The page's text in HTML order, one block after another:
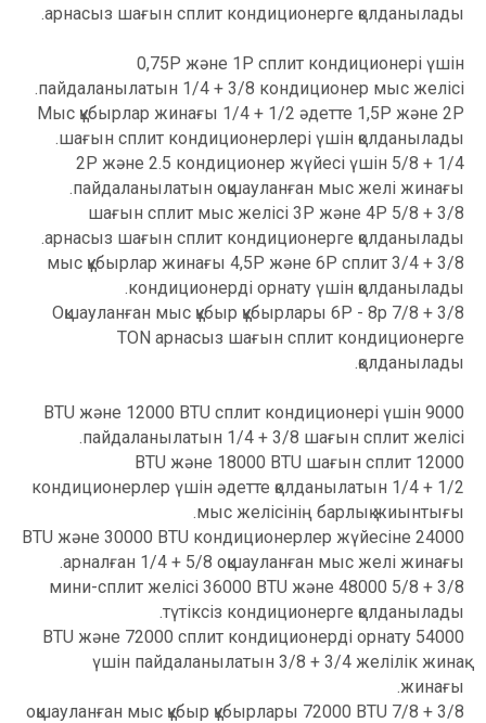
арнасыз шағын сплит кондиционерге қолданылады.
0,75P және 1P сплит кондиционері үшін
пайдаланылатын 1/4 + 3/8 кондиционер мыс желісі.
Мыс құбырлар жинағы 1/4 + 1/2 әдетте 1,5P және 2P
шағын сплит кондиционерлері үшін қолданылады.
1/4 + 5/8 2P және 2.5 кондиционер жүйесі үшін
пайдаланылатын оқшауланған мыс желі жинағы.
3/8 + 5/8 шағын сплит мыс желісі 3P және 4P
арнасыз шағын сплит кондиционерге қолданылады.
3/8 + 3/4 мыс құбырлар жинағы 4,5P және 6P сплит
кондиционерді орнату үшін қолданылады.
3/8 + 7/8 Оқшауланған мыс құбыр құбырлары 6P - 8p
TON арнасыз шағын сплит кондиционерге
қолданылады.
9000 BTU және 12000 BTU сплит кондиционері үшін
пайдаланылатын 1/4 + 3/8 шағын сплит желісі.
12000 BTU және 18000 BTU шағын сплит
кондиционерлер үшін әдетте қолданылатын 1/4 + 1/2
мыс желісінің барлық жиынтығы.
24000 BTU және 30000 BTU кондиционерлер жүйесіне
арналған 1/4 + 5/8 оқшауланған мыс желі жинағы.
3/8 + 5/8 мини-сплит желісі 36000 BTU және 48000
түтіксіз кондиционерге қолданылады.
54000 BTU және 72000 сплит кондиционерді орнату
үшін пайдаланылатын 3/8 + 3/4 желілік жинақ
жинағы.
3/8 + 7/8 оқшауланған мыс құбыр құбырлары 72000 BTU